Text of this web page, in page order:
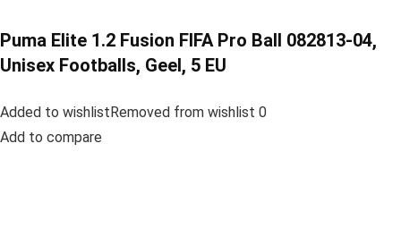
Puma Elite 1.2 Fusion FIFA Pro Ball 082813-04,
Unisex Footballs, Geel, 5 EU
Added to wishlistRemoved from wishlist 0
Add to compare